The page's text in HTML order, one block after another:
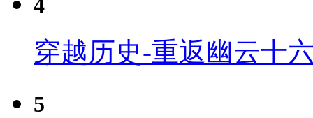
穿越历史-重返幽云十
5